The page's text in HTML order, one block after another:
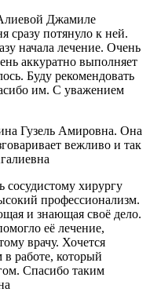
Джамиле
сразу потянуло к ней.
начала лечение. Очень
аккуратно выполняет
Буду рекомендовать
им. С уважением
Гузель Амировна. Она
вежливо и так
хирургу
профессионализм.
и знающая своё дело.
её лечение,
врачу. Хочется
работе, который
Спасибо таким